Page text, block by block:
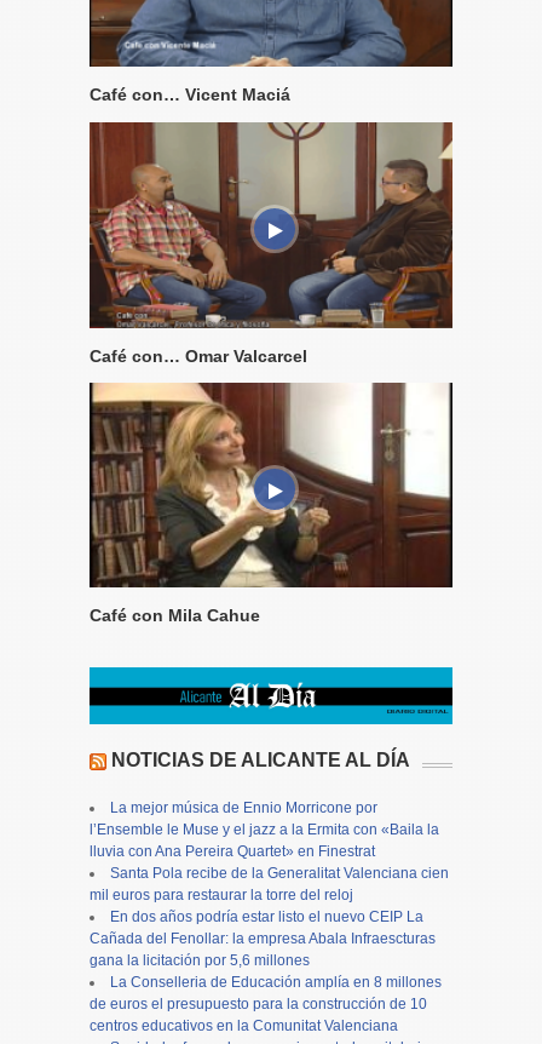
Café con… Vicent Maciá
Café con… Omar Valcarcel
Café con Mila Cahue
NOTICIAS DE ALICANTE AL DÍA
La mejor música de Ennio Morricone por
l’Ensemble le Muse y el jazz a la Ermita con «Baila la
lluvia con Ana Pereira Quartet» en Finestrat
Santa Pola recibe de la Generalitat Valenciana cien
mil euros para restaurar la torre del reloj
En dos años podría estar listo el nuevo CEIP La
Cañada del Fenollar: la empresa Abala Infraescturas
gana la licitación por 5,6 millones
La Conselleria de Educación amplía en 8 millones
de euros el presupuesto para la construcción de 10
centros educativos en la Comunitat Valenciana